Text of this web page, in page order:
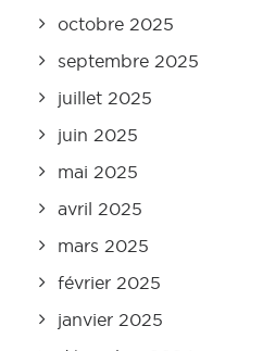
octobre 2025
septembre 2025
juillet 2025
juin 2025
mai 2025
avril 2025
mars 2025
février 2025
janvier 2025